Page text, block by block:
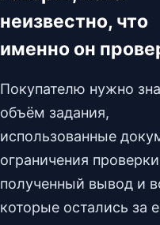
неизвестно, что
именно он
Покупателю нужно
объём задания,
использованные
ограничения
полученный вывод и
которые остались за